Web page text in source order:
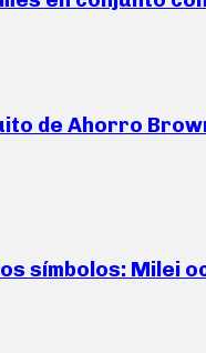
de Ahorro
símbolos: Milei